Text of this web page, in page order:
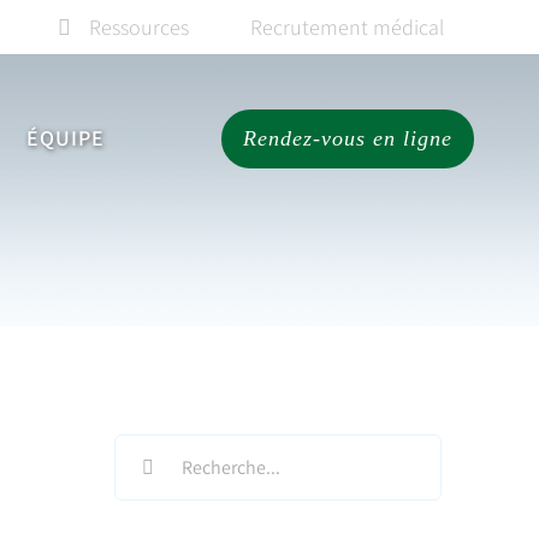
Ressources Recrutement médical
ÉQUIPE Rendez-vous en ligne
Search
for: